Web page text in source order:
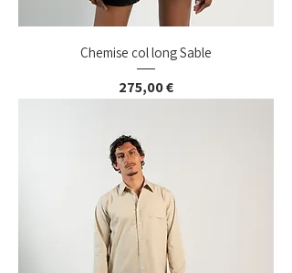
Chemise col long Sable
Prix
275,00 €